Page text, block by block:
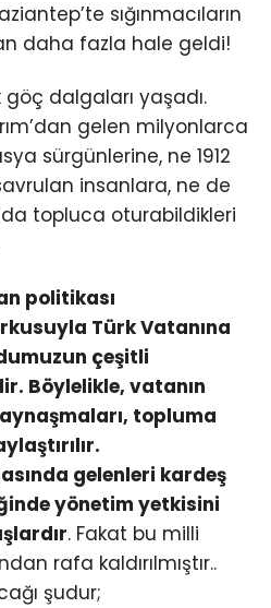
sığınmacıların
daha fazla hale geldi!
dalgaları yaşadı.
gelen milyonlarca
sürgünlerine, ne 1912
insanlara, ne de
topluca oturabildikleri
politikası
Türk Vatanına
çeşitli
Böylelikle, vatanın
topluma
gelenleri kardeş
yönetim yetkisini
. Fakat bu milli
rafa kaldırılmıştır..
şudur;